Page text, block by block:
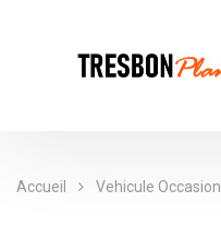
Accueil Vehicule Occasion